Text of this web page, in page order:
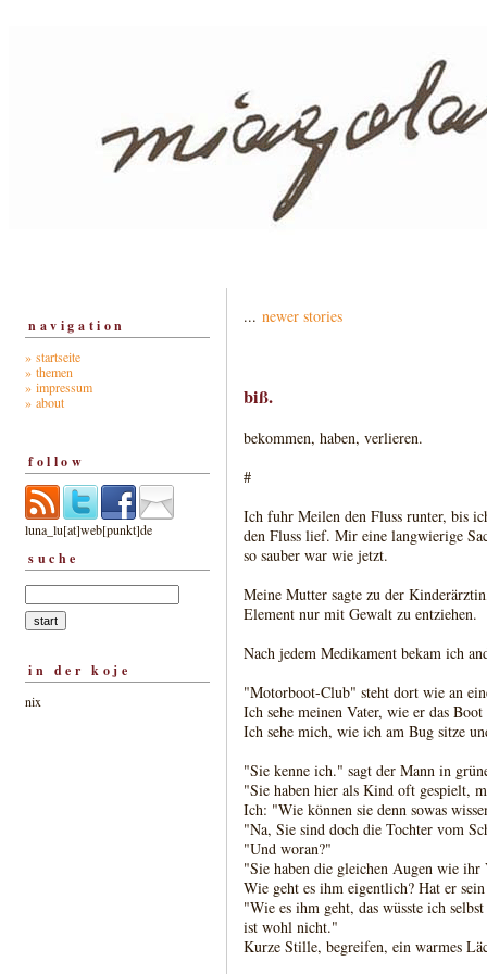
navigation
» startseite
» themen
» impressum
» about
follow
luna_lu[at]web[punkt]de
suche
in der koje
nix
... newer stories
biß.
bekommen, haben, verlieren.
#
Ich fuhr Meilen den Fluss runter, bis
den Fluss lief. Mir eine langwierige
so sauber war wie jetzt.
Meine Mutter sagte zu der
Element nur mit Gewalt zu entziehen.
Nach jedem Medikament bekam ich
"Motorboot-Club" steht dort wie an
Ich sehe meinen Vater, wie er das
Ich sehe mich, wie ich am Bug sitze
"Sie kenne ich." sagt der Mann in
"Sie haben hier als Kind oft gespielt,
Ich: "Wie können sie denn sowas
"Na, Sie sind doch die Tochter vom
"Und woran?"
"Sie haben die gleichen Augen wie ihr
Wie geht es ihm eigentlich? Hat er
"Wie es ihm geht, das wüsste ich
ist wohl nicht."
Kurze Stille, begreifen, ein warmes